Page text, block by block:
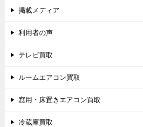
掲載メディア
利用者の声
テレビ買取
ルームエアコン買取
窓用・床置きエアコン買取
冷蔵庫買取